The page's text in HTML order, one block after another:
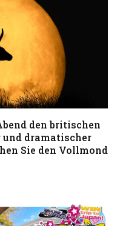
den britischen
dramatischer
Sie den Vollmond